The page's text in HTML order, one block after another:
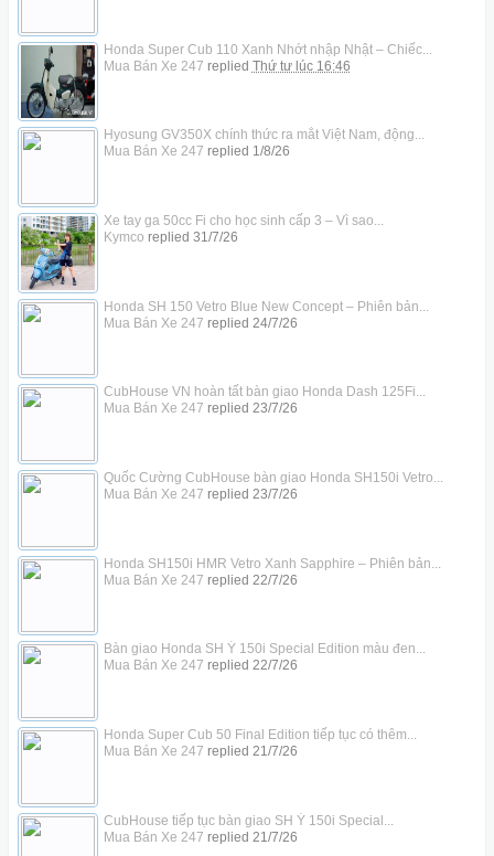
Honda Super Cub 110 Xanh Nhớt nhập Nhật – Chiếc...
Mua Bán Xe 247 replied Thứ tư lúc 16:46
Hyosung GV350X chính thức ra mắt Việt Nam, động...
Mua Bán Xe 247 replied 1/8/26
Xe tay ga 50cc Fi cho học sinh cấp 3 – Vì sao...
Kymco replied 31/7/26
Honda SH 150 Vetro Blue New Concept – Phiên bản...
Mua Bán Xe 247 replied 24/7/26
CubHouse VN hoàn tất bàn giao Honda Dash 125Fi...
Mua Bán Xe 247 replied 23/7/26
Quốc Cường CubHouse bàn giao Honda SH150i Vetro...
Mua Bán Xe 247 replied 23/7/26
Honda SH150i HMR Vetro Xanh Sapphire – Phiên bản...
Mua Bán Xe 247 replied 22/7/26
Bàn giao Honda SH Ý 150i Special Edition màu đen...
Mua Bán Xe 247 replied 22/7/26
Honda Super Cub 50 Final Edition tiếp tục có thêm...
Mua Bán Xe 247 replied 21/7/26
CubHouse tiếp tục bàn giao SH Ý 150i Special...
Mua Bán Xe 247 replied 21/7/26